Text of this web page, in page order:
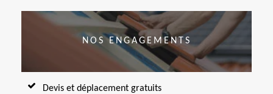
NOS ENGAGEMENTS
Devis et déplacement gratuits